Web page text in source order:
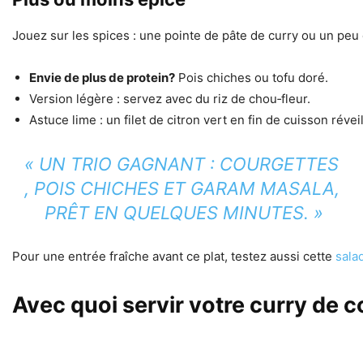
Jouez sur les spices : une pointe de pâte de curry ou un
Envie de plus de protein? Pois chiches ou tofu doré.
Version légère : servez avec du riz de chou‑fleur.
Astuce lime : un filet de citron vert en fin de cuisson
« UN TRIO GAGNANT : COURGETTES
, POIS CHICHES ET GARAM MASALA,
PRÊT EN QUELQUES MINUTES. »
Pour une entrée fraîche avant ce plat, testez aussi cette
Avec quoi servir votre curry de